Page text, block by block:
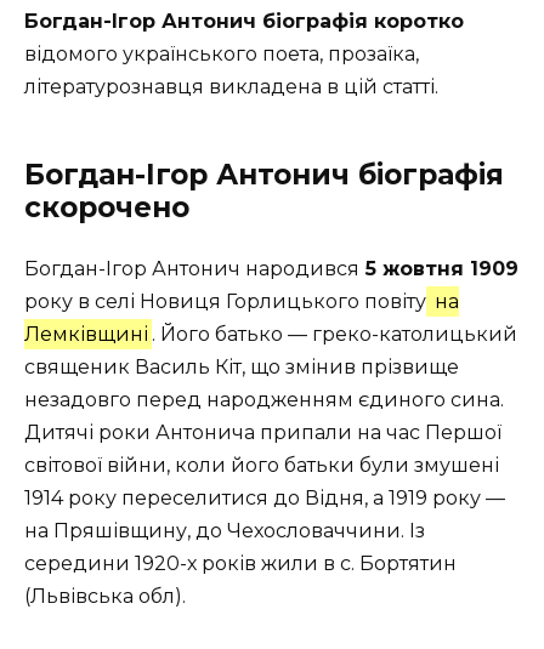
Богдан-Ігор Антонич біографія коротко
відомого українського поета, прозаїка,
літературознавця викладена в цій статті.
Богдан-Ігор Антонич біографія
скорочено
Богдан-Ігор Антонич народився 5 жовтня 1909
року в селі Новиця Горлицького повіту на
Лемківщині . Його батько — греко-католицький
священик Василь Кіт, що змінив прізвище
незадовго перед народженням єдиного сина.
Дитячі роки Антонича припали на час Першої
світової війни, коли його батьки були змушені
1914 року переселитися до Відня, а 1919 року —
на Пряшівщину, до Чехословаччини. Із
середини 1920-х років жили в с. Бортятин
(Львівська обл).